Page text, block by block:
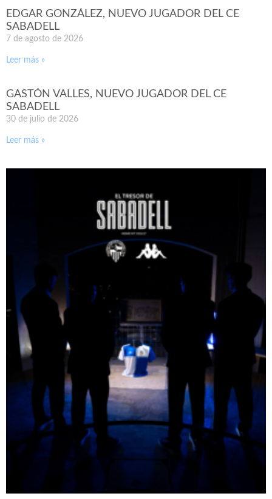
EDGAR GONZÁLEZ, NUEVO JUGADOR DEL CE
SABADELL
7 de agosto de 2026
Leer más »
GASTÓN VALLES, NUEVO JUGADOR DEL CE
SABADELL
30 de julio de 2026
Leer más »